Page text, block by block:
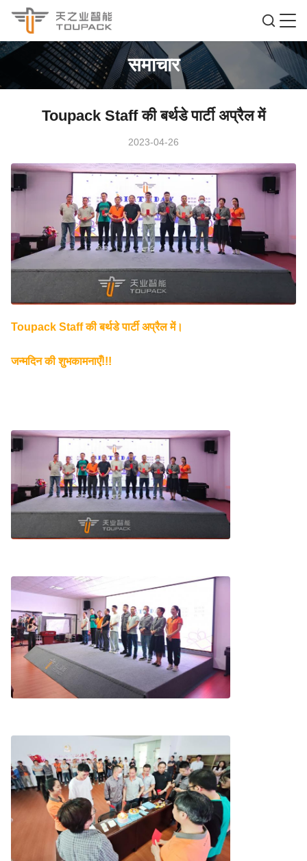
समाचार
Toupack Staff की बर्थडे पार्टी अप्रैल में
2023-04-26
Toupack Staff की बर्थडे पार्टी अप्रैल में।
जन्मदिन की शुभकामनाएँ!!!